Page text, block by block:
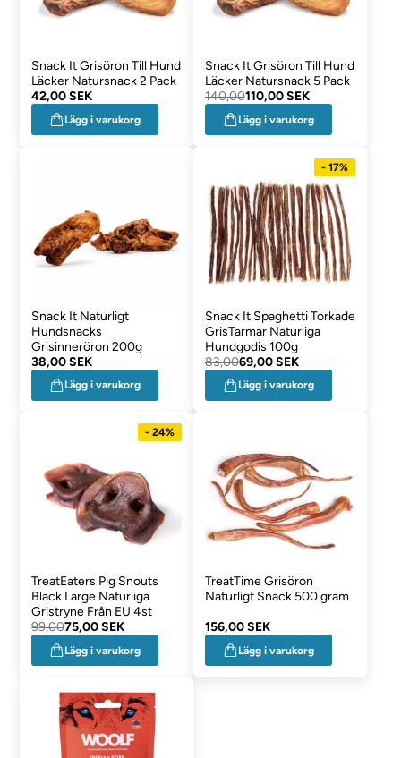
Snack It Grisöron Till Hund
Läcker Natursnack 2 Pack
42,00 SEK
Lägg i varukorg
Snack It Grisöron Till Hund
Läcker Natursnack 5 Pack
140,00110,00 SEK
Lägg i varukorg
Snack It Naturligt
Hundsnacks
Grisinneröron 200g
38,00 SEK
Lägg i varukorg
- 17%
Snack It Spaghetti Torkade
GrisTarmar Naturliga
Hundgodis 100g
83,0069,00 SEK
Lägg i varukorg
- 24%
TreatEaters Pig Snouts
Black Large Naturliga
Gristryne Från EU 4st
99,0075,00 SEK
Lägg i varukorg
TreatTime Grisöron
Naturligt Snack 500 gram
156,00 SEK
Lägg i varukorg